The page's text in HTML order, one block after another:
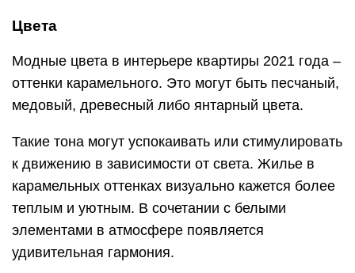
Цвета
Модные цвета в интерьере квартиры 2021 года –
оттенки карамельного. Это могут быть песчаный,
медовый, древесный либо янтарный цвета.
Такие тона могут успокаивать или стимулировать
к движению в зависимости от света. Жилье в
карамельных оттенках визуально кажется более
теплым и уютным. В сочетании с белыми
элементами в атмосфере появляется
удивительная гармония.